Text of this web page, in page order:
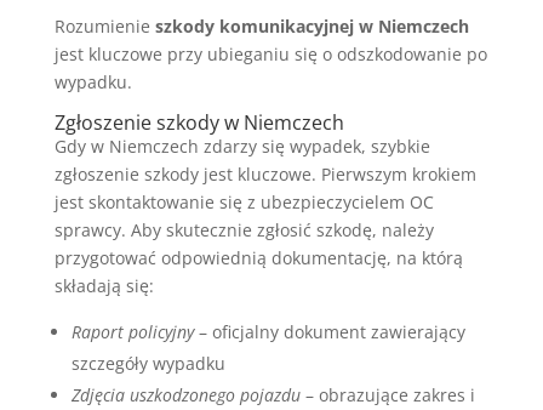
Rozumienie szkody komunikacyjnej w Niemczech
jest kluczowe przy ubieganiu się o odszkodowanie po
wypadku.
Zgłoszenie szkody w Niemczech
Gdy w Niemczech zdarzy się wypadek, szybkie
zgłoszenie szkody jest kluczowe. Pierwszym krokiem
jest skontaktowanie się z ubezpieczycielem OC
sprawcy. Aby skutecznie zgłosić szkodę, należy
przygotować odpowiednią dokumentację, na którą
składają się:
Raport policyjny– oficjalny dokument zawierający
szczegóły wypadku
Zdjęcia uszkodzonego pojazdu– obrazujące zakres i